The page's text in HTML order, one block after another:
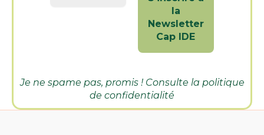
Je ne spame pas, promis ! Consulte la politique
de confidentialité